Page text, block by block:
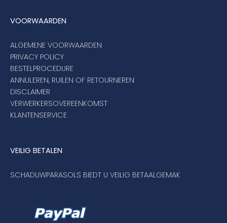
VOORWAARDEN
ALGEMENE VOORWAARDEN
PRIVACY POLICY
BESTELPROCEDURE
ANNULEREN, RUILEN OF RETOURNEREN
DISCLAIMER
VERWERKERSOVEREENKOMST
KLANTENSERVICE
VEILIG BETALEN
SCHADUWPARASOLS BIEDT U VEILIG BETAALGEMAK